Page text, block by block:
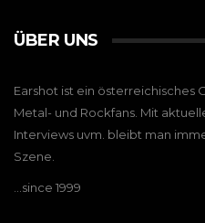
ÜBER UNS
Earshot ist ein österreichisches
Metal- und Rockfans. Mit
Interviews uvm. bleibt man
Szene.
…since 1999